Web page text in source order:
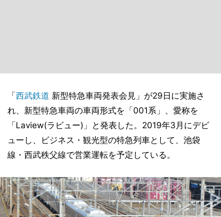
「 西武鉄道 新型特急車両発表会見」が29日に実施さ
れ、新型特急車両の車両形式を「001系」、愛称を
「Laview(ラビュー)」と発表した。2019年3月にデビ
ューし、ビジネス・観光型の特急列車として、池袋
線・西武秩父線で営業運転を予定している。